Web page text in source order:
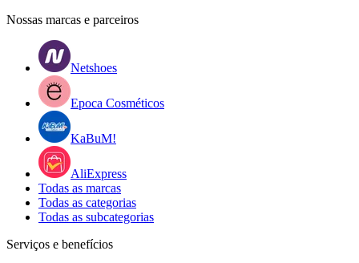
Nossas marcas e parceiros
Netshoes
Epoca Cosméticos
KaBuM!
AliExpress
Todas as marcas
Todas as categorias
Todas as subcategorias
Serviços e benefícios